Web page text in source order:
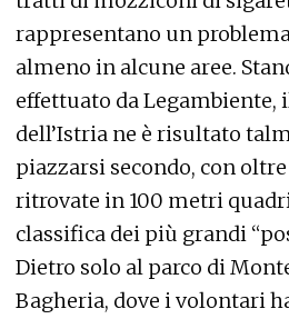
rappresentano un
almeno in alcune aree.
effettuato da Legambiente,
dell’Istria ne è risultato
piazzarsi secondo, con oltre
ritrovate in 100 metri
classifica dei più grandi
Dietro solo al parco di
Bagheria, dove i volontari